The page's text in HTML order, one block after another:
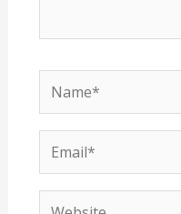
Name*
Email*
Website